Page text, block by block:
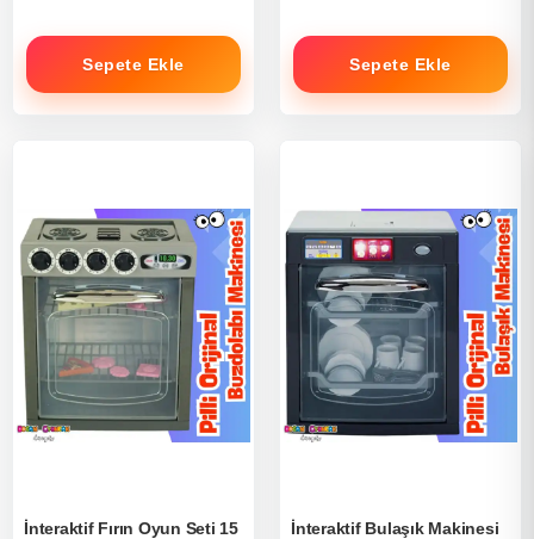
Sepete Ekle Sepete Ekle
İnteraktif Fırın Oyun Seti 15
İnteraktif Bulaşık Makinesi